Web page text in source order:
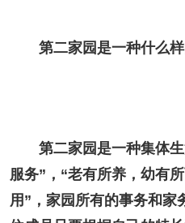
第二家园是一种什么样
第二家园是一种集体生
服务”，“老有所养，幼有
用”，家园所有的事务和家